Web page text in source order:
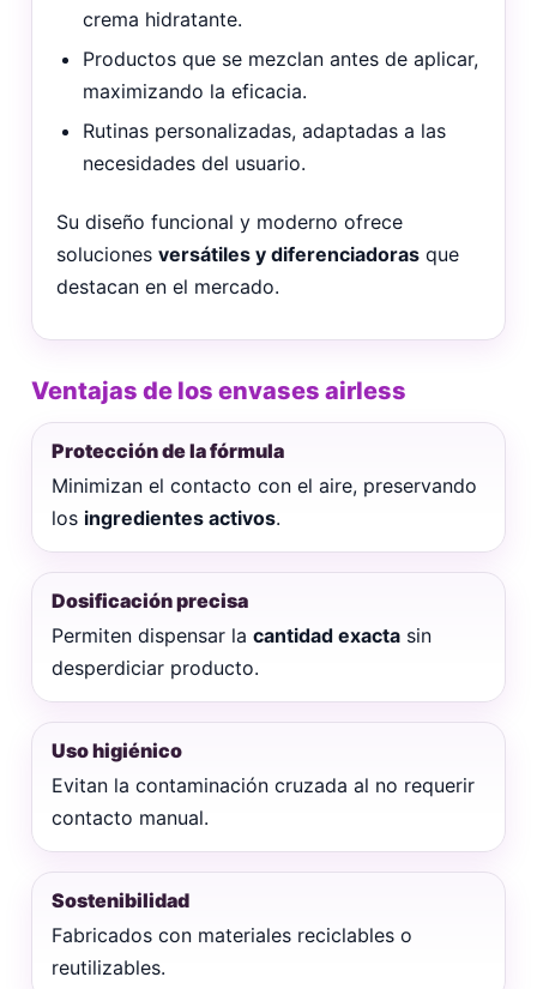
crema hidratante.
Productos que se mezclan antes de aplicar,
maximizando la eficacia.
Rutinas personalizadas, adaptadas a las
necesidades del usuario.
Su diseño funcional y moderno ofrece
soluciones versátiles y diferenciadoras que
destacan en el mercado.
Ventajas de los envases airless
Protección de la fórmula
Minimizan el contacto con el aire, preservando
los ingredientes activos.
Dosificación precisa
Permiten dispensar la cantidad exacta sin
desperdiciar producto.
Uso higiénico
Evitan la contaminación cruzada al no requerir
contacto manual.
Sostenibilidad
Fabricados con materiales reciclables o
reutilizables.